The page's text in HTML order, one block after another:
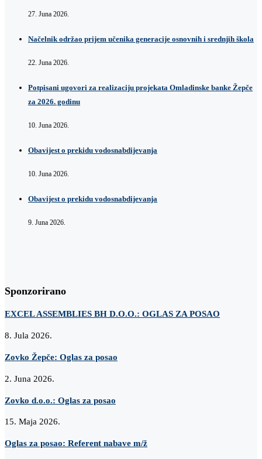
27. Juna 2026.
Načelnik održao prijem učenika generacije osnovnih i srednjih škola
22. Juna 2026.
Potpisani ugovori za realizaciju projekata Omladinske banke Žepče
za 2026. godinu
10. Juna 2026.
Obavijest o prekidu vodosnabdijevanja
10. Juna 2026.
Obavijest o prekidu vodosnabdijevanja
9. Juna 2026.
Sponzorirano
EXCEL ASSEMBLIES BH D.O.O.: OGLAS ZA POSAO
8. Jula 2026.
Zovko Žepče: Oglas za posao
2. Juna 2026.
Zovko d.o.o.: Oglas za posao
15. Maja 2026.
Oglas za posao: Referent nabave m/ž